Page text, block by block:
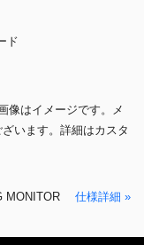
ド
像はイメージです。メ
います。詳細はカスタ
MONITOR 仕様詳細 »